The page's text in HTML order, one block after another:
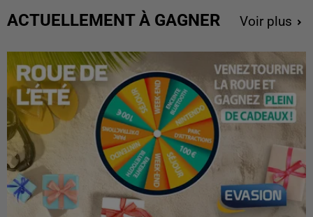
ACTUELLEMENT À GAGNER Voir plus